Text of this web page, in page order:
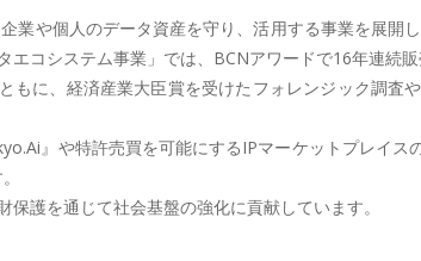
業や個人のデータ資産を守り、活用する事業を展
コシステム事業」では、BCNアワードで16年連続販
に、経済産業大臣賞を受けたフォレンジック調査
』や特許売買を可能にするIPマーケットプレイ
護を通じて社会基盤の強化に貢献しています。